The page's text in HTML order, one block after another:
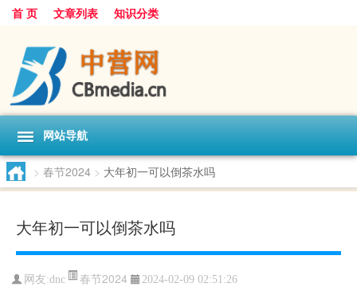
首 页 文章列表 知识分类
网站导航
> 春节2024 > 大年初一可以倒茶水吗
大年初一可以倒茶水吗
网友:dnc 春节2024 2024-02-09 02:51:26